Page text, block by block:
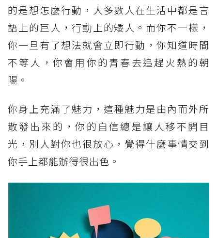
的是想怎麼行動，大多數人在生活中都是言
語上的巨人，行動上的矮人。而你不一樣，
你一旦有了想法就會立即行動，你知道時間
不等人，你會用你的青春去追趕火熱的朝
陽。
你身上充滿了魅力，這種魅力是由內而外所
散發出來的，你的自信總是讓人移不開目
光，別人對你也很放心，覺得什麼事情交到
你手上都能辦得很出色。